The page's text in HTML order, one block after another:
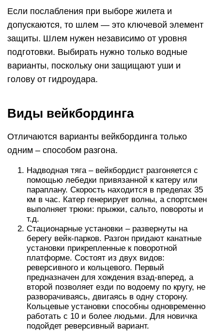
Если послабления при выборе жилета и
допускаются, то шлем — это ключевой элемент
защиты. Шлем нужен независимо от уровня
подготовки. Выбирать нужно только водные
варианты, поскольку они защищают уши и
голову от гидроудара.
Виды вейкбординга
Отличаются варианты вейкбординга только
одним – способом разгона.
Надводная тяга – вейкбордист разгоняется с
помощью лебедки привязанной к катеру или
параплану. Скорость находится в пределах 35
км в час. Катер генерирует волны, а спортсмен
выполняет трюки: прыжки, сальто, повороты и
т.д.
Стационарные установки – развернуты на
берегу вейк-парков. Разгон придают канатные
установки прикрепленные к поворотной
платформе. Состоят из двух видов:
реверсивного и кольцевого. Первый
предназначен для хождения взад-вперед, а
второй позволяет езди по водоему по кругу, не
разворачиваясь, двигаясь в одну сторону.
Кольцевые установки способны одновременно
работать с 10 и более людьми. Для новичка
подойдет реверсивный вариант.